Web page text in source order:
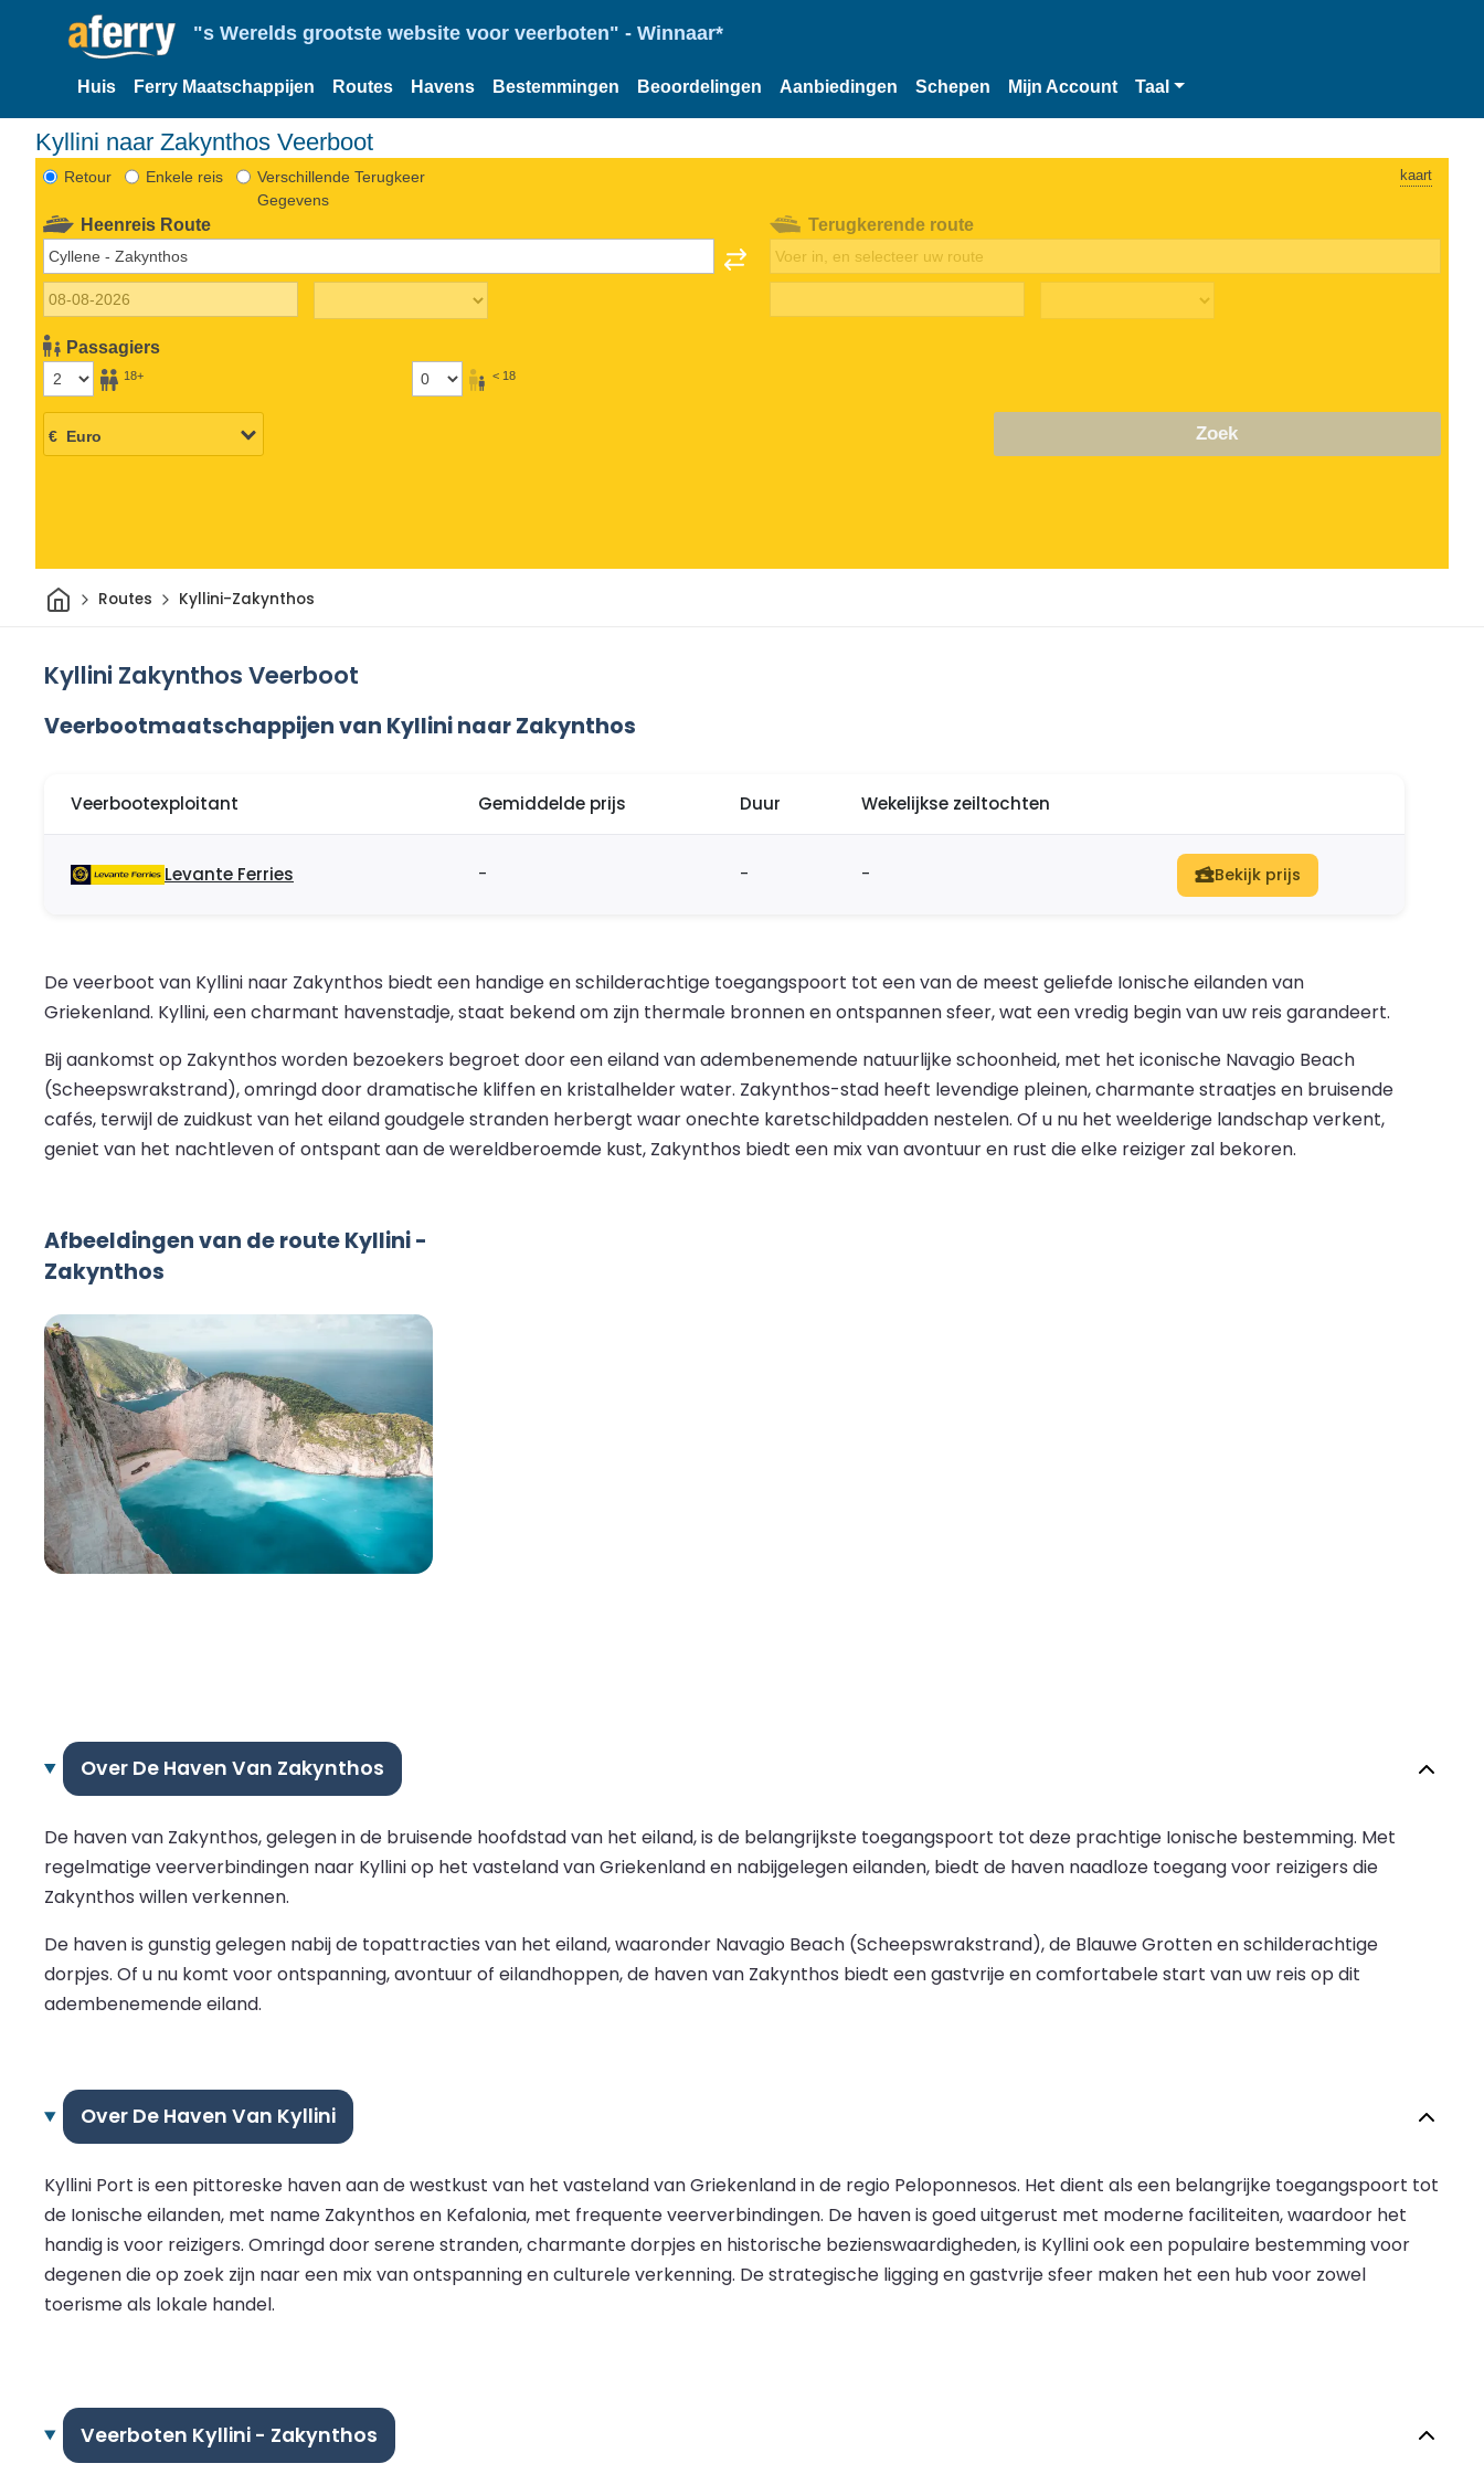
"s Werelds grootste website voor veerboten" - Winnaar*
Huis Ferry Maatschappijen Routes Havens Bestemmingen Beoordelingen Aanbiedingen Schepen Mijn Account Taal
Kyllini naar Zakynthos Veerboot
Retour Enkele reis
Verschillende Terugkeer
Gegevens
kaart
Heenreis Route
Passagiers
18+ < 18
Terugkerende route
Zoek
ThuisRoutes Kyllini-Zakynthos
Kyllini Zakynthos Veerboot
Veerbootmaatschappijen van Kyllini naar Zakynthos
Veerbootexploitant Gemiddelde prijs Duur Wekelijkse zeiltochten
Levante Ferries - - - Bekijk prijs
De veerboot van Kyllini naar Zakynthos biedt een handige en schilderachtige toegangspoort tot een van de meest geliefde Ionische eilanden van
Griekenland. Kyllini, een charmant havenstadje, staat bekend om zijn thermale bronnen en ontspannen sfeer, wat een vredig begin van uw reis garandeert.
Bij aankomst op Zakynthos worden bezoekers begroet door een eiland van adembenemende natuurlijke schoonheid, met het iconische Navagio Beach
(Scheepswrakstrand), omringd door dramatische kliffen en kristalhelder water. Zakynthos-stad heeft levendige pleinen, charmante straatjes en bruisende
cafés, terwijl de zuidkust van het eiland goudgele stranden herbergt waar onechte karetschildpadden nestelen. Of u nu het weelderige landschap verkent,
geniet van het nachtleven of ontspant aan de wereldberoemde kust, Zakynthos biedt een mix van avontuur en rust die elke reiziger zal bekoren.
Afbeeldingen van de route Kyllini -
Zakynthos
Over De Haven Van Zakynthos
De haven van Zakynthos, gelegen in de bruisende hoofdstad van het eiland, is de belangrijkste toegangspoort tot deze prachtige Ionische bestemming. Met
regelmatige veerverbindingen naar Kyllini op het vasteland van Griekenland en nabijgelegen eilanden, biedt de haven naadloze toegang voor reizigers die
Zakynthos willen verkennen.
De haven is gunstig gelegen nabij de topattracties van het eiland, waaronder Navagio Beach (Scheepswrakstrand), de Blauwe Grotten en schilderachtige
dorpjes. Of u nu komt voor ontspanning, avontuur of eilandhoppen, de haven van Zakynthos biedt een gastvrije en comfortabele start van uw reis op dit
adembenemende eiland.
Over De Haven Van Kyllini
Kyllini Port is een pittoreske haven aan de westkust van het vasteland van Griekenland in de regio Peloponnesos. Het dient als een belangrijke toegangspoort tot
de Ionische eilanden, met name Zakynthos en Kefalonia, met frequente veerverbindingen. De haven is goed uitgerust met moderne faciliteiten, waardoor het
handig is voor reizigers. Omringd door serene stranden, charmante dorpjes en historische bezienswaardigheden, is Kyllini ook een populaire bestemming voor
degenen die op zoek zijn naar een mix van ontspanning en culturele verkenning. De strategische ligging en gastvrije sfeer maken het een hub voor zowel
toerisme als lokale handel.
Veerboten Kyllini - Zakynthos